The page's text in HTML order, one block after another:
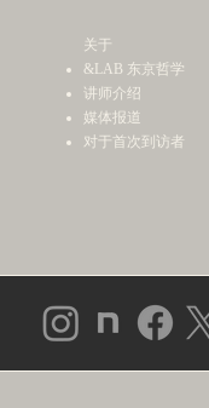
关于
&LAB 东京哲学
讲师介绍
媒体报道
对于首次到访者